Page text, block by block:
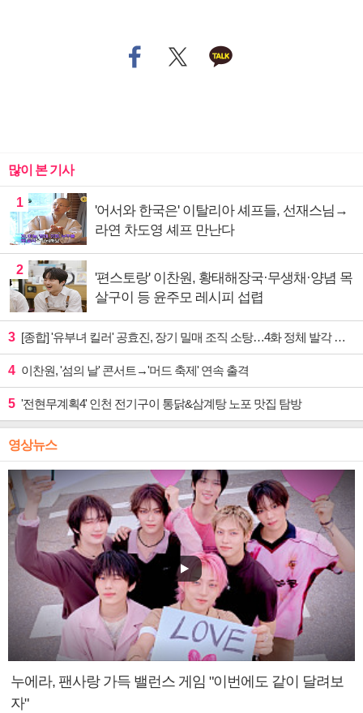
많이 본 기사
1
'어서와 한국은' 이탈리아 셰프들, 선재스님→
라연 차도영 셰프 만난다
2
'편스토랑' 이찬원, 황태해장국·무생채·양념 목
살구이 등 윤주모 레시피 섭렵
3 [종합] '유부녀 킬러' 공효진, 장기 밀매 조직 소탕…4화 정체 발각 위기 예고
4 이찬원, '섬의 날' 콘서트→'머드 축제' 연속 출격
5 '전현무계획4' 인천 전기구이 통닭&삼계탕 노포 맛집 탐방
영상뉴스
누에라, 팬사랑 가득 밸런스 게임 "이번에도 같이 달려보
자"